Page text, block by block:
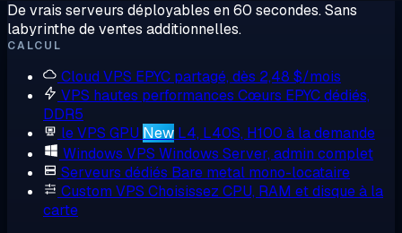
De vrais serveurs déployables en 60 secondes. Sans
labyrinthe de ventes additionnelles.
CALCUL
Cloud VPS EPYC partagé, dès 2,48 $/mois
VPS hautes performances Cœurs EPYC dédiés,
DDR5
le VPS GPU New L4, L40S, H100 à la demande
Windows VPS Windows Server, admin complet
Serveurs dédiés Bare metal mono-locataire
Custom VPS Choisissez CPU, RAM et disque à la
carte